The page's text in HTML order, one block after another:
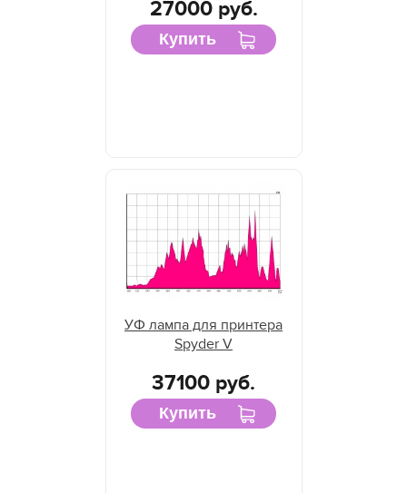
27000 руб.
Купить
УФ лампа для принтера
Spyder V
37100 руб.
Купить